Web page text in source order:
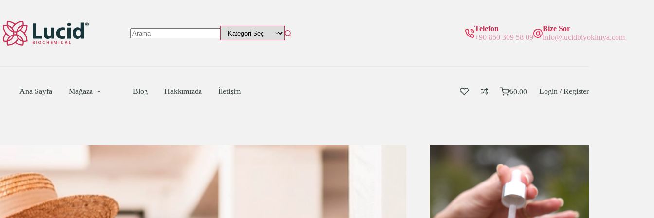
content
Telefon
+90 850 309 58 09
Bize Sor
info@lucidbiyokimya.com
Ana Sayfa Mağaza Blog Hakkımızda İletişim Sepetim
₺0.00 Login / Register